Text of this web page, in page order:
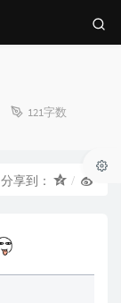
121字数
分享到：